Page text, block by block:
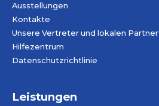
Ausstellungen
Kontakte
Unsere Vertreter und lokalen Partner
Hilfezentrum
Datenschutzrichtlinie
Leistungen